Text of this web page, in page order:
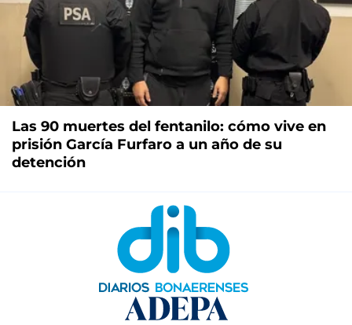
Las 90 muertes del fentanilo: cómo vive en
prisión García Furfaro a un año de su
detención